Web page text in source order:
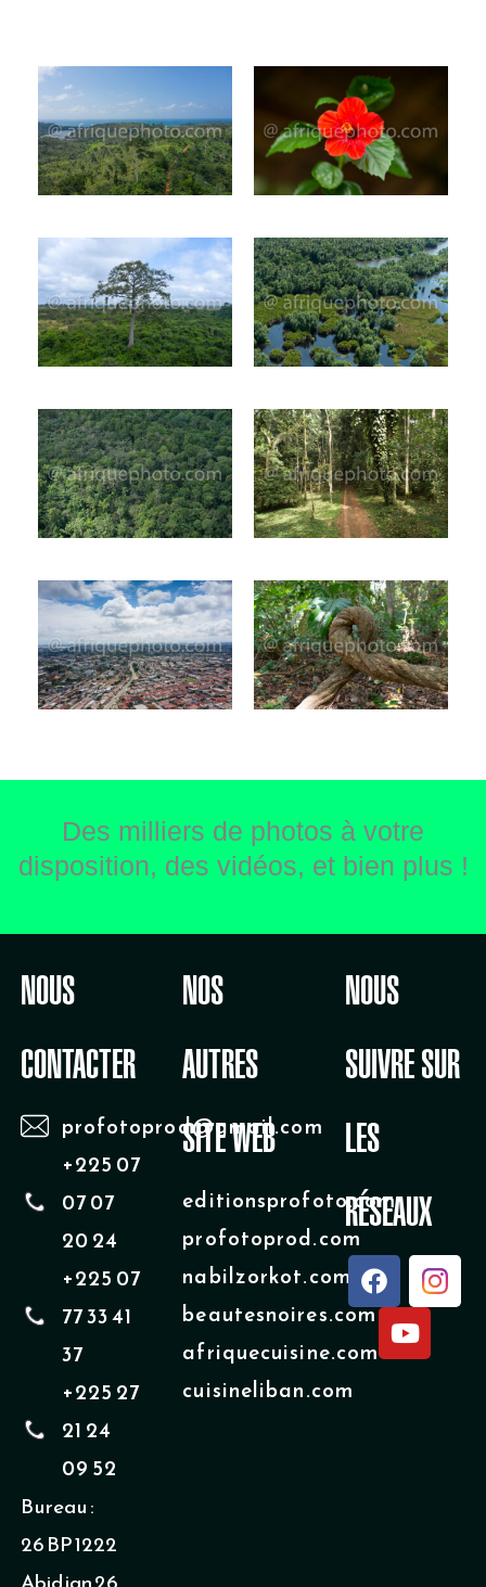
Des milliers de photos à votre
disposition, des vidéos, et bien plus !
NOUS
CONTACTER
profotoprod@gmail.com
+225 07
07 07
20 24
+225 07
77 33 41
37
+225 27
21 24
09 52
Bureau :
26 BP 1222
NOS
AUTRES
SITE WEB
editionsprofoto.com
profotoprod.com
nabilzorkot.com
beautesnoires.com
afriquecuisine.com
cuisineliban.com
NOUS
SUIVRE SUR
LES
RÉSEAUX
F
a
c
e
Y
u
t